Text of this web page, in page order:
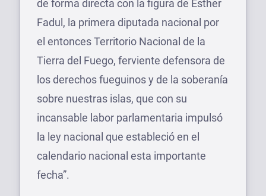
de forma directa con la figura de Esther
Fadul, la primera diputada nacional por
el entonces Territorio Nacional de la
Tierra del Fuego, ferviente defensora de
los derechos fueguinos y de la soberanía
sobre nuestras islas, que con su
incansable labor parlamentaria impulsó
la ley nacional que estableció en el
calendario nacional esta importante
fecha”.